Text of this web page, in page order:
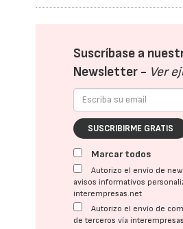
Suscríbase a
Newsletter - Ver
SUSCRIBIRME GRATIS
Marcar todos
Autorizo el envío de
avisos informativos
interempresas.net
Autorizo el envío de
de terceros vía